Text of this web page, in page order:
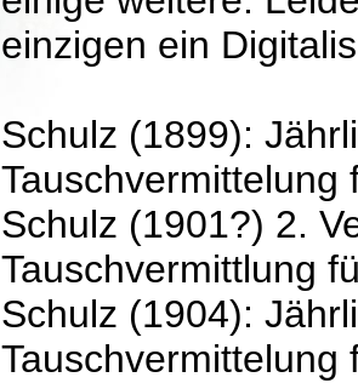
einzigen ein
Schulz (1899):
Tauschvermittelung
Schulz (1901?) 2.
Tauschvermittlung
Schulz (1904):
Tauschvermittelung